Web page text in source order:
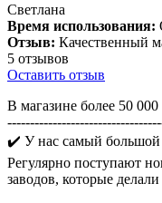
Светлана
Время использования:
Отзыв: Качественный
5 отзывов
Оставить отзыв
В магазине более 50
✔️ У нас самый
Регулярно поступают
заводов, которые